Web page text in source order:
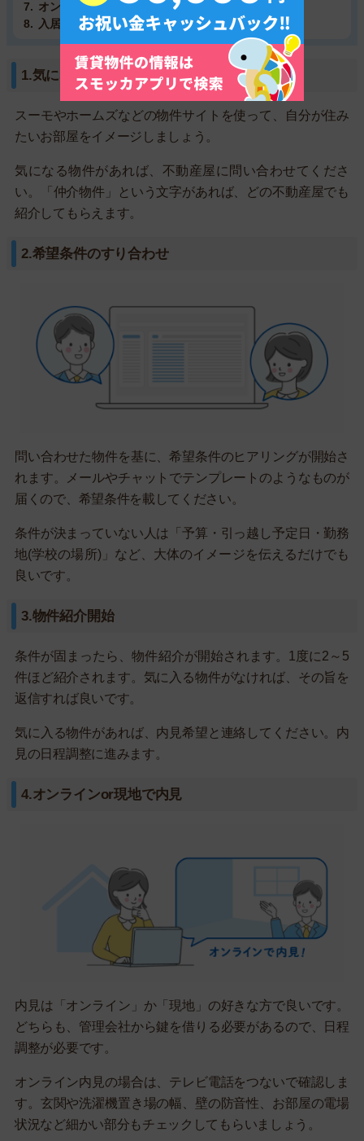
オンラインで契約説明を受ける
入居当日までに鍵の受け取り
1.気になる物件の問い合わせ
スーモやホームズなどの物件サイトを使って、自分が住み
たいお部屋をイメージしましょう。
気になる物件があれば、不動産屋に問い合わせてくださ
い。「仲介物件」という文字があれば、どの不動産屋でも
紹介してもらえます。
2.希望条件のすり合わせ
問い合わせた物件を基に、希望条件のヒアリングが開始さ
れます。メールやチャットでテンプレートのようなものが
届くので、希望条件を載してください。
条件が決まっていない人は「予算・引っ越し予定日・勤務
地(学校の場所)」など、大体のイメージを伝えるだけでも
良いです。
3.物件紹介開始
条件が固まったら、物件紹介が開始されます。1度に2～5
件ほど紹介されます。気に入る物件がなければ、その旨を
返信すれば良いです。
気に入る物件があれば、内見希望と連絡してください。内
見の日程調整に進みます。
4.オンラインor現地で内見
内見は「オンライン」か「現地」の好きな方で良いです。
どちらも、管理会社から鍵を借りる必要があるので、日程
調整が必要です。
オンライン内見の場合は、テレビ電話をつないで確認しま
す。玄関や洗濯機置き場の幅、壁の防音性、お部屋の電場
状況など細かい部分もチェックしてもらいましょう。